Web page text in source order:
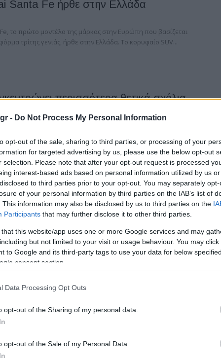
- Do Not Process My Personal Information
opt-out of the sale, sharing to third parties, or processing of your
for targeted advertising by us, please use the below opt-out
selection. Please note that after your opt-out request is processed
interest-based ads based on personal information utilized by us
to third parties prior to your opt-out. You may separately
of your personal information by third parties on the IAB’s list of
This information may also be disclosed by us to third parties on the
Participants that may further disclose it to other third parties.
that this website/app uses one or more Google services and may
but not limited to your visit or usage behaviour. You may
to Google and its third-party tags to use your data for below
consent section.
Data Processing Opt Outs
opt-out of the Sharing of my personal data.
opt-out of the Sale of my Personal Data.
Santa Fe ήρθε στην Ελλάδα
το πρώτο μοντέλο της μάρκας στην Ευρώπη που βασίζεται
τρίτης γενιάς, ήρθε στην Ελλάδα. To κορυφαίο SUV...
περισσότερα θετικά σχόλια
στην υπηρεσία Charge
ότι ενσωματώνει την πράσινη ενέργεια στην υπηρεσία
την επιλογή πράσινης φόρτισης του παρόχου
φόρτισης Digital...
αγοράς για τη Hyundai Motor Europe
πτωτική τάση της αγοράς, αυξάνοντας τις πωλήσεις της και
αγοράς 4,5% τον Οκτώβριο. Η Hyundai Motor γιορτάζει